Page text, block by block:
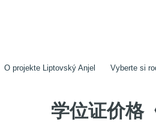
O projekte Liptovský Anjel Vyberte si
学位证价格